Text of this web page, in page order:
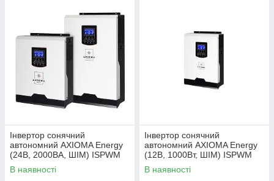
Інвертор сонячний
автономний AXIOMA Energy
(24В, 2000ВА, ШІМ) ISPWM
2000 - чиста синусоїда
В наявності
Інвертор сонячний
автономний AXIOMA Energy
(12В, 1000Вт, ШІМ) ISPWM
1000 - чиста синусоїда
В наявності